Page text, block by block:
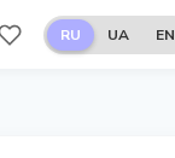
RU UA EN